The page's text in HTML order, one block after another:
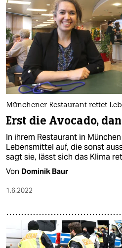
Münchener Restaurant rettet
Erst die Avocado,
In ihrem Restaurant in
Lebensmittel auf, die sonst
sagt sie, lässt sich das Klima
Von Dominik Baur
1.6.2022